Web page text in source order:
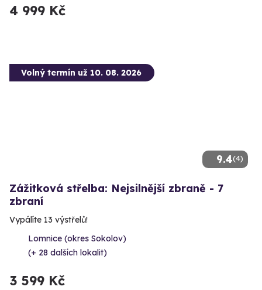
4 999 Kč
9.4(4)
Volný termín už 10. 08. 2026
Zážitková střelba: Nejsilnější zbraně - 7
zbraní
Vypálíte 13 výstřelů!
Lomnice (okres Sokolov)
(+ 28 dalších lokalit)
3 599 Kč